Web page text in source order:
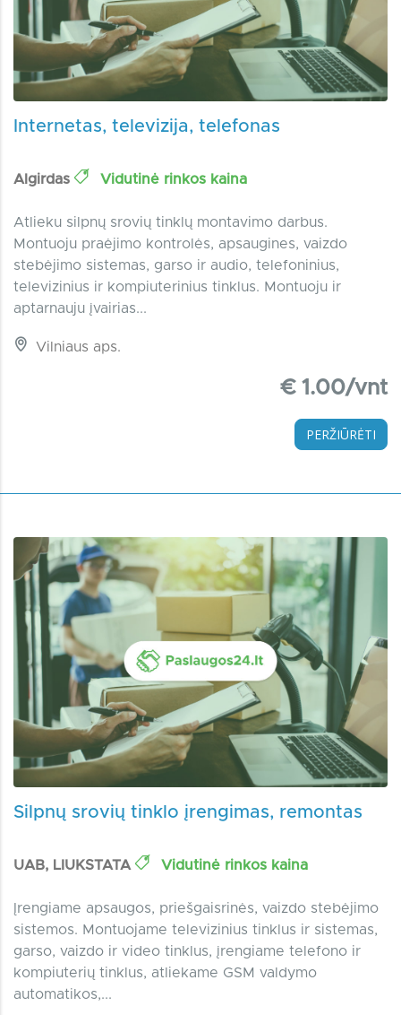
Internetas, televizija, telefonas
Algirdas Vidutinė rinkos kaina
Atlieku silpnų srovių tinklų montavimo darbus.
Montuoju praėjimo kontrolės, apsaugines, vaizdo
stebėjimo sistemas, garso ir audio, telefoninius,
televizinius ir kompiuterinius tinklus. Montuoju ir
aptarnauju įvairias...
Vilniaus aps.
€ 1.00/vnt
PERŽIŪRĖTI
Silpnų srovių tinklo įrengimas, remontas
UAB, LIUKSTATA Vidutinė rinkos kaina
Įrengiame apsaugos, priešgaisrinės, vaizdo stebėjimo
sistemos. Montuojame televizinius tinklus ir sistemas,
garso, vaizdo ir video tinklus, įrengiame telefono ir
kompiuterių tinklus, atliekame GSM valdymo
automatikos,...